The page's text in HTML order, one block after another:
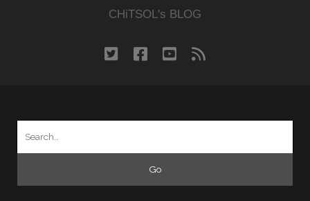
CHiTSOL's BLOG
twitterfacebook
youtube
rss